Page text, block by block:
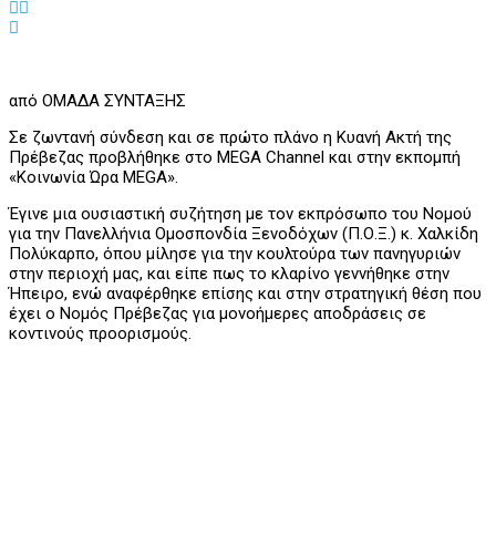
από ΟΜΑΔΑ ΣΥΝΤΑΞΗΣ
Σε ζωντανή σύνδεση και σε πρώτο πλάνο η Kυανή Aκτή της
Πρέβεζας προβλήθηκε στο MEGA Channel και στην εκπομπή
«Κοινωνία Ώρα MEGA».
Έγινε μια ουσιαστική συζήτηση με τον εκπρόσωπο του Νομού
για την Πανελλήνια Ομοσπονδία Ξενοδόχων (Π.Ο.Ξ.) κ. Χαλκίδη
Πολύκαρπο, όπου μίλησε για την κουλτούρα των πανηγυριών
στην περιοχή μας, και είπε πως το κλαρίνο γεννήθηκε στην
Ήπειρο, ενώ αναφέρθηκε επίσης και στην στρατηγική θέση που
έχει ο Νομός Πρέβεζας για μονοήμερες αποδράσεις σε
κοντινούς προορισμούς.